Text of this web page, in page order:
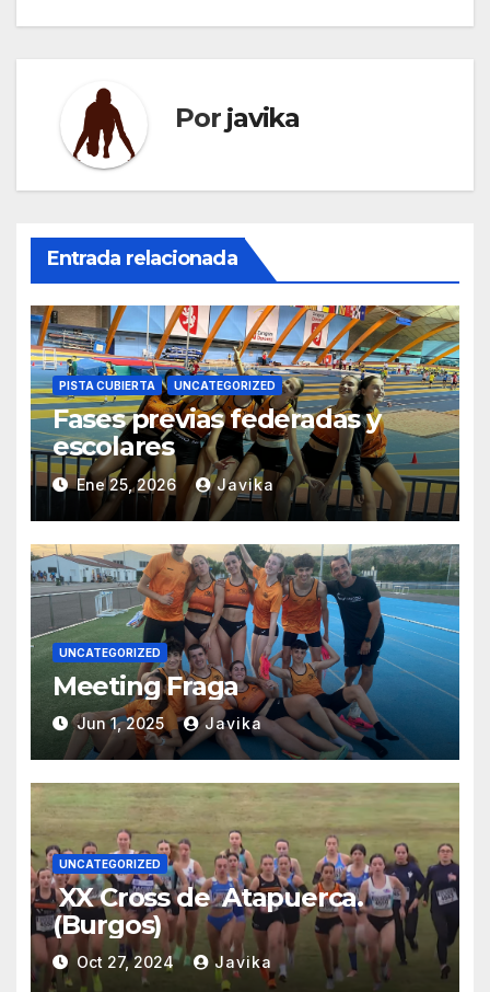
entradas
Por javika
Entrada relacionada
PISTA CUBIERTA UNCATEGORIZED
Fases previas federadas y
escolares
Ene 25, 2026 Javika
UNCATEGORIZED
Meeting Fraga
Jun 1, 2025 Javika
UNCATEGORIZED
XX Cross de Atapuerca.
(Burgos)
Oct 27, 2024 Javika